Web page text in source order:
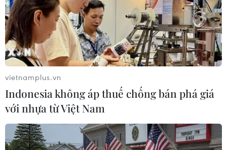
Theo dõi VietnamPlus
TIN CÙNG CHUYÊN MỤC
vietnamplus.vn
Indonesia không áp thuế chống bán phá giá
với nhựa từ Việt Nam